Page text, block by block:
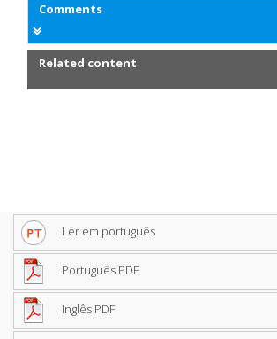
Comments
Related content
Ler em português
Português PDF
Inglês PDF